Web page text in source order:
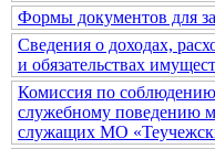
Формы документов для
Сведения о доходах,
и обязательствах
Комиссия по
служебному поведению
служащих МО